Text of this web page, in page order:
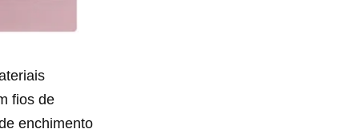
fios de
enchimento